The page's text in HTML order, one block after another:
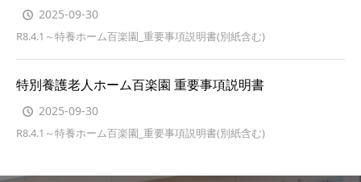
2025-09-30
R8.4.1～特養ホーム百楽園_重要事項説明書(別紙含む)
特別養護老人ホーム百楽園 重要事項説明書
2025-09-30
R8.4.1～特養ホーム百楽園_重要事項説明書(別紙含む)